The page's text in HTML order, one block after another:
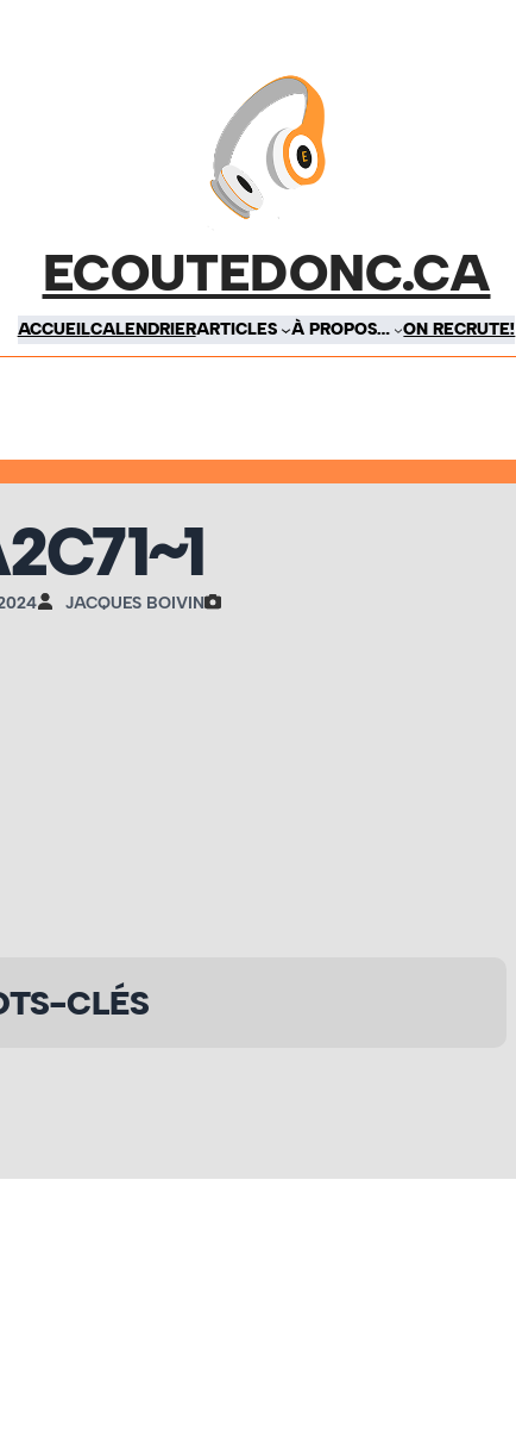
ECOUTEDONC.CA
ACCUEILCALENDRIERARTICLES À PROPOS… ON RECRUTE!
JACQUES BOIVIN
CLÉS